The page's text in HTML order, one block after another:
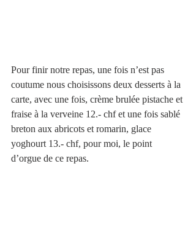
Pour finir notre repas, une fois n’est pas
coutume nous choisissons deux desserts à la
carte, avec une fois, crème brulée pistache et
fraise à la verveine 12.- chf et une fois sablé
breton aux abricots et romarin, glace
yoghourt 13.- chf, pour moi, le point
d’orgue de ce repas.